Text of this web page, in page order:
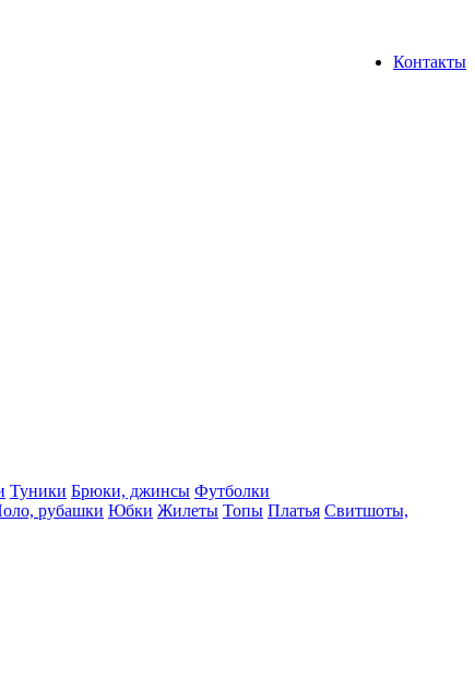
Контакты
Туники Брюки, джинсы Футболки
рубашки Юбки Жилеты Топы Платья Свитшоты,